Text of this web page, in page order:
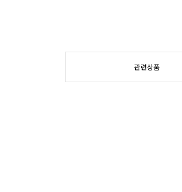
관련상품